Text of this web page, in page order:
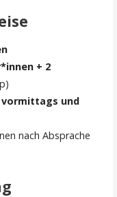
+ 2
vormittags und
nach Absprache